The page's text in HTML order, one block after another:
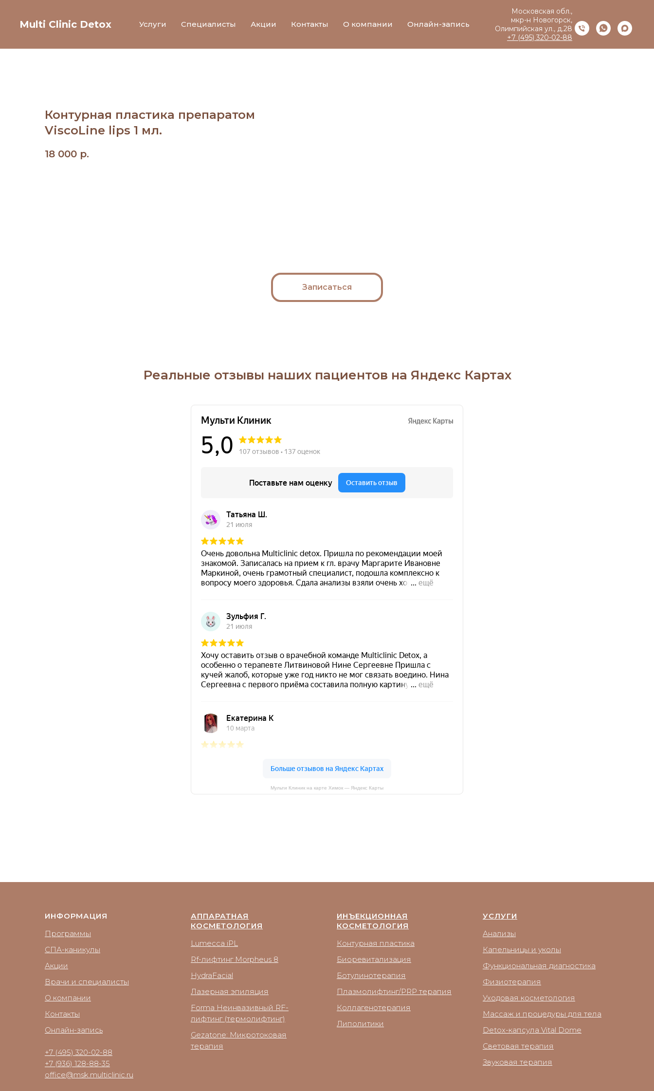
Multi Clinic Detox Услуги Специалисты Акции Контакты О компании Онлайн-запись
Московская обл.,
мкр-н Новогорск,
Олимпийская ул., д.28
+7 (495) 320-02-88
Контурная пластика препаратом
ViscoLine lips 1 мл.
18 000 р.
Записаться
Реальные отзывы наших пациентов на Яндекс Картах
Мульти Клиник на карте Химок — Яндекс Карты
ИНФОРМАЦИЯ
Программы
СПА-каникулы
Акции
Врачи и специалисты
О компании
Контакты
Онлайн-запись
+7 (495) 320-02-88
+7 (936) 128-88-35
office@msk.multiclinic.ru
АППАРАТНАЯ
КОСМЕТОЛОГИЯ
Lumecca iPL
Rf-лифтинг Morpheus 8
HydraFacial
Лазерная эпиляция
Forma Неинвазивный RF-
лифтинг (термолифтинг)
Gezatone: Микротоковая
терапия
ИНЪЕКЦИОННАЯ
КОСМЕТОЛОГИЯ
Контурная пластика
Биоревитализация
Ботулинотерапия
Плазмолифтинг/PRP терапия
Коллагенотерапия
Липолитики
УСЛУГИ
Анализы
Капельницы и уколы
Функциональная диагностика
Физиотерапия
Уходовая косметология
Массаж и процедуры для тела
Detox-капсула Vital Dome
Световая терапия
Звуковая терапия